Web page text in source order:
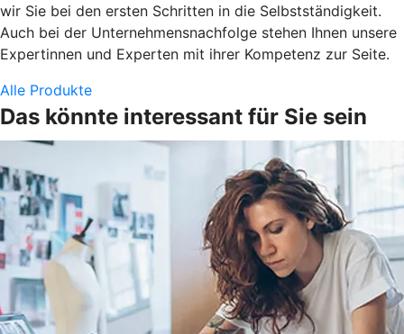
wir Sie bei den ersten Schritten in die Selbstständigkeit.
Auch bei der Unternehmensnachfolge stehen Ihnen unsere
Expertinnen und Experten mit ihrer Kompetenz zur Seite.
Alle Produkte
Das könnte interessant für Sie sein